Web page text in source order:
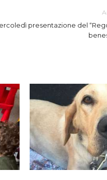
presentazione del